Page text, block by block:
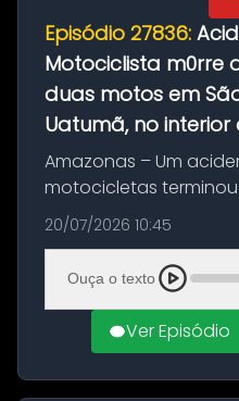
Episódio 27836:
Motociclista m0rre
duas motos em
Uatumã, no
Amazonas – Um
motocicletas
Figueiredo de Souza,
de São Sebastião do
Amazonas. A colisão
20/07/2026 10:45
Ouça o texto
Ver Episódio